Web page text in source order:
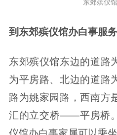
东郊殡仪
到东郊殡仪馆办白事服
东郊殡仪馆东边的道路
为平房路、北边的道路
路为姚家园路，西南方
汇的立交桥——平房桥